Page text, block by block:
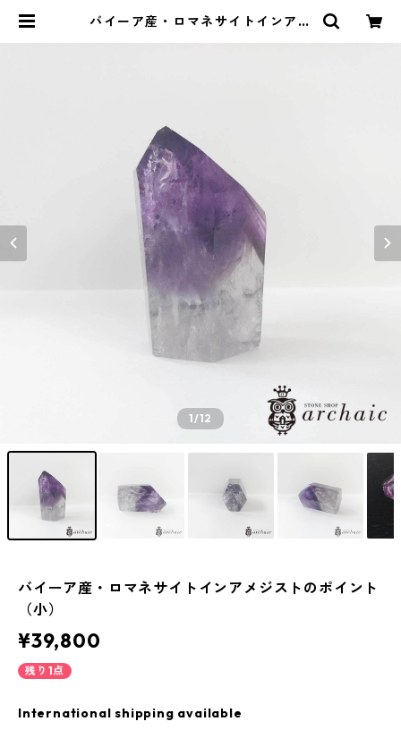
バイーア産・ロマネサイトインアメ
1/12
バイーア産・ロマネサイトインアメジストのポイント
（小）
¥39,800
残り1点
International shipping available